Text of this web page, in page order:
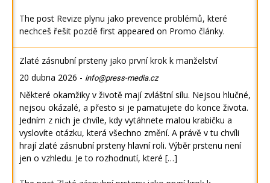
The post Revize plynu jako prevence problémů, které
nechceš řešit pozdě first appeared on Promo články.
Zlaté zásnubní prsteny jako první krok k manželství
20 dubna 2026 - info@press-media.cz
Některé okamžiky v životě mají zvláštní sílu. Nejsou hlučné,
nejsou okázalé, a přesto si je pamatujete do konce života.
Jedním z nich je chvíle, kdy vytáhnete malou krabičku a
vyslovíte otázku, která všechno změní. A právě v tu chvíli
hrají zlaté zásnubní prsteny hlavní roli. Výběr prstenu není
jen o vzhledu. Je to rozhodnutí, které […]